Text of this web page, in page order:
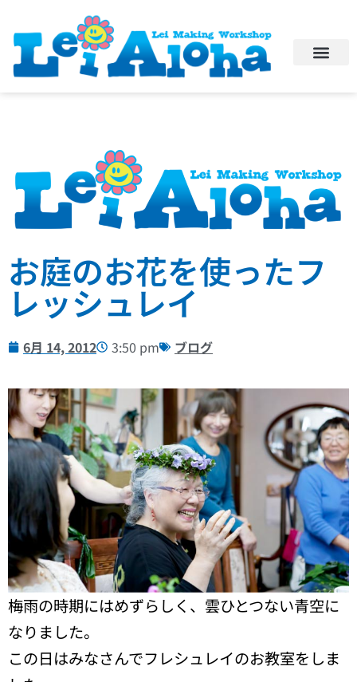
お庭のお花を使ったフ
レッシュレイ
6月 14, 2012 3:50 pm ブログ
梅雨の時期にはめずらしく、雲ひとつない青空に
なりました。
この日はみなさんでフレシュレイのお教室をしま